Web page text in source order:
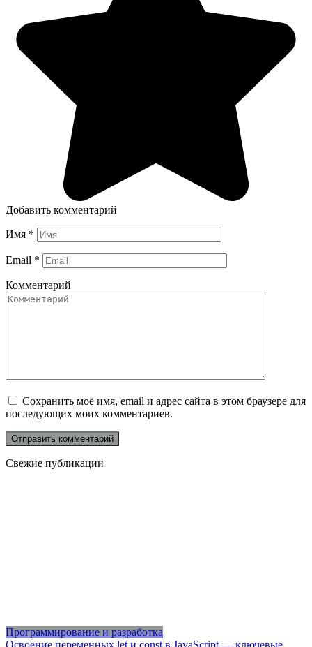
Добавить комментарий
Имя *
Email *
Комментарий
Сохранить моё имя, email и адрес сайта в этом браузере для
последующих моих комментариев.
Свежие публикации
Программирование и разработка
Освоение переменных let и const в JavaScript — ключевые